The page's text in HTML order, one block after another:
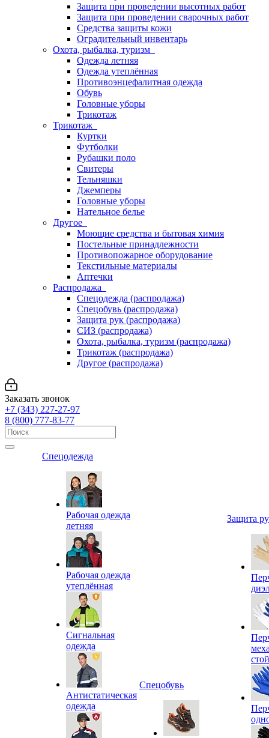
Защита при проведении высотных работ
Защита при проведении сварочных работ
Средства защиты кожи
Оградительный инвентарь
Охота, рыбалка, туризм
Одежда летняя
Одежда утеплённая
Противоэнцефалитная одежда
Обувь
Головные уборы
Трикотаж
Трикотаж
Куртки
Футболки
Рубашки поло
Свитеры
Тельняшки
Джемперы
Головные уборы
Нательное белье
Другое
Моющие средства и бытовая химия
Постельные принадлежности
Противопожарное оборудование
Текстильные материалы
Аптечки
Распродажа
Спецодежда (распродажа)
Спецобувь (распродажа)
Защита рук (распродажа)
СИЗ (распродажа)
Охота, рыбалка, туризм (распродажа)
Трикотаж (распродажа)
Другое (распродажа)
Заказать звонок
+7 (343) 227-27-97
8 (800) 777-83-77
Спецодежда
Рабочая одежда
летняя
Рабочая одежда
утеплённая
Сигнальная
одежда
Антистатическая
одежда
Спецобувь
Защита